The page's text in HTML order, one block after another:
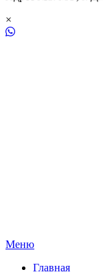
×
Меню
Главная